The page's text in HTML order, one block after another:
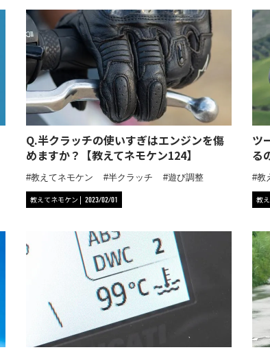
Q.半クラッチの使いすぎはエンジンを傷
めますか？【教えてネモケン124】
教えてネモケン 半クラッチ 遊び調整
教えてネモケン 2023/02/01
ツ
る
教
教